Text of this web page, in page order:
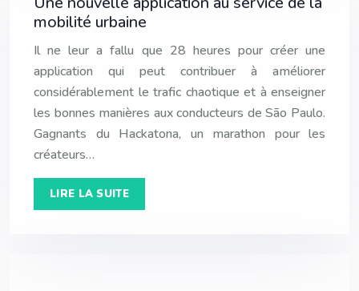
mobilité urbaine
Il ne leur a fallu que 28 heures pour créer une
application qui peut contribuer à améliorer
considérablement le trafic chaotique et à enseigner
les bonnes manières aux conducteurs de São Paulo.
Gagnants du Hackatona, un marathon pour les
créateurs…
LIRE LA SUITE